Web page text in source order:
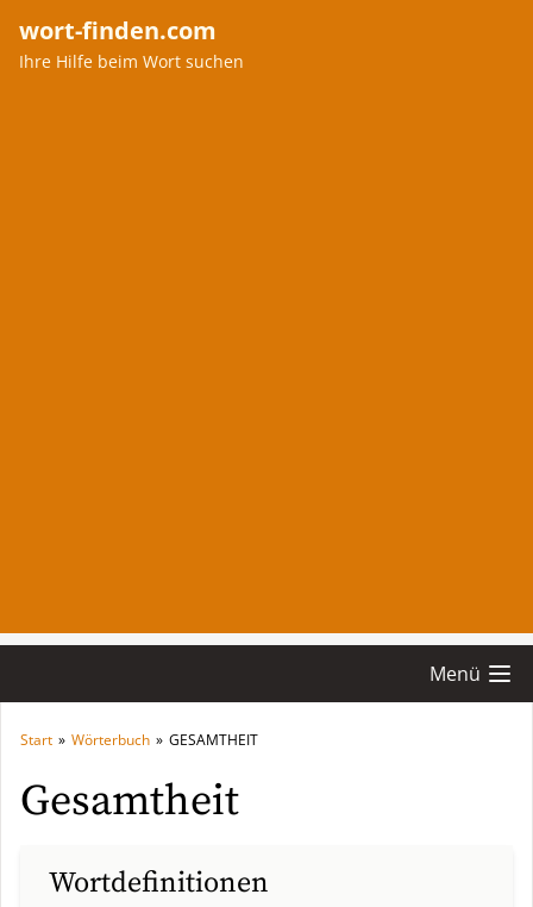
wort-finden.com
Ihre Hilfe beim Wort suchen
Menü
Start » Wörterbuch » GESAMTHEIT
Gesamtheit
Wortdefinitionen